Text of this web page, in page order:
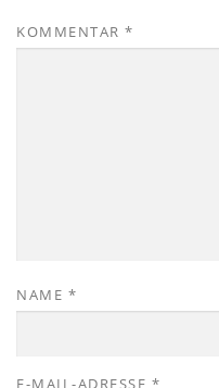
KOMMENTAR *
NAME *